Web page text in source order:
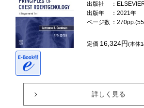
出版社
：
出版年
：2021年
ページ数 ：
定価 16,324円(本体
詳しく見る